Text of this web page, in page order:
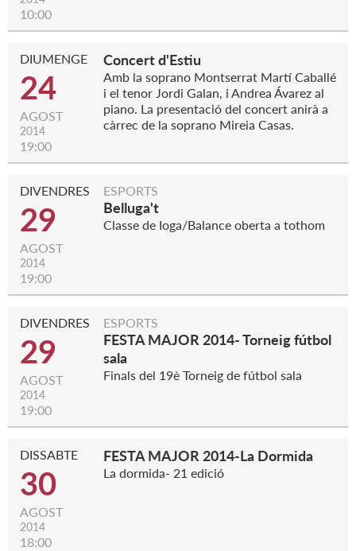
10:00
DIUMENGE
24
AGOST
2014
19:00
Concert d'Estiu
Amb la soprano Montserrat Martí Caballé
i el tenor Jordi Galan, i Andrea Ávarez al
piano. La presentació del concert anirà a
càrrec de la soprano Mireia Casas.
DIVENDRES
29
AGOST
2014
19:00
ESPORTS
Belluga't
Classe de Ioga/Balance oberta a tothom
DIVENDRES
29
AGOST
2014
19:00
ESPORTS
FESTA MAJOR 2014- Torneig fútbol
sala
Finals del 19è Torneig de fútbol sala
DISSABTE
30
AGOST
2014
18:00
FESTA MAJOR 2014-La Dormida
La dormida- 21 edició